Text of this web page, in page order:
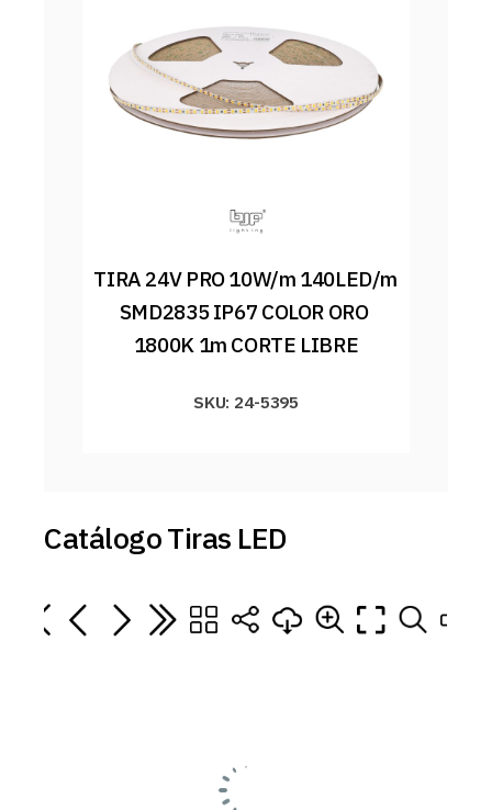
TIRA 24V PRO 10W/m 140LED/m
SMD2835 IP67 COLOR ORO
1800K 1m CORTE LIBRE
SKU: 24-5395
Catálogo Tiras LED